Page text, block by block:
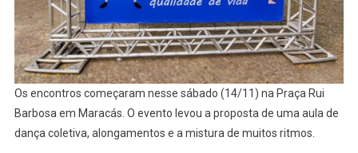
Os encontros começaram nesse sábado (14/11) na Praça Rui
Barbosa em Maracás. O evento levou a proposta de uma aula de
dança coletiva, alongamentos e a mistura de muitos ritmos.